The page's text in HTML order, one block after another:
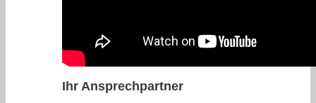
Ihr Ansprechpartner